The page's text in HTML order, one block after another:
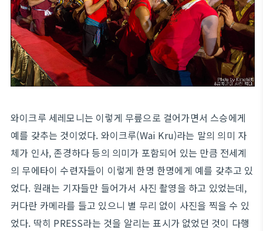
와이크루 세레모니는 이렇게 무릎으로 걸어가면서 스승에게
예를 갖추는 것이었다. 와이크루(Wai Kru)라는 말의 의미 자
체가 인사, 존경하다 등의 의미가 포함되어 있는 만큼 전세계
의 무에타이 수련자들이 이렇게 한명 한명에게 예를 갖추고 있
었다. 원래는 기자들만 들어가서 사진 촬영을 하고 있었는데,
커다란 카메라를 들고 있으니 별 무리 없이 사진을 찍을 수 있
었다. 딱히 PRESS라는 것을 알리는 표시가 없었던 것이 다행